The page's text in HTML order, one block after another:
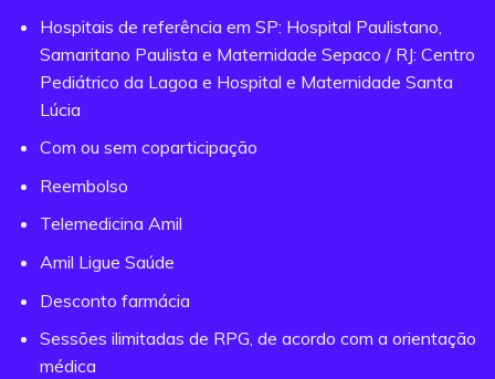
Hospitais de referência em SP: Hospital Paulistano,
Samaritano Paulista e Maternidade Sepaco / RJ: Centro
Pediátrico da Lagoa e Hospital e Maternidade Santa
Lúcia
Com ou sem coparticipação
Reembolso
Telemedicina Amil
Amil Ligue Saúde
Desconto farmácia
Sessões ilimitadas de RPG, de acordo com a orientação
médica